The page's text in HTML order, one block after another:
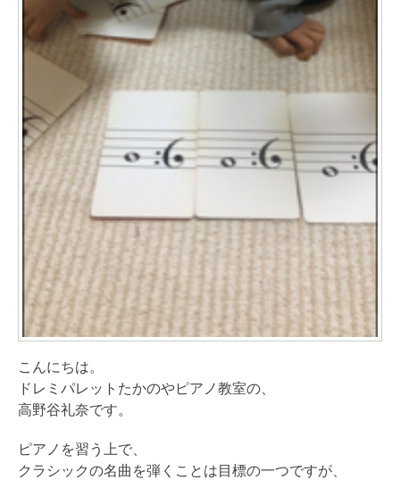
こんにちは。
ドレミパレットたかのやピアノ教室の、
高野谷礼奈です。
ピアノを習う上で、
クラシックの名曲を弾くことは目標の一つですが、